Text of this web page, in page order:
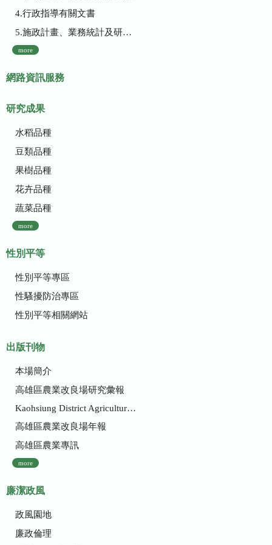
4.行政指導有關文書
5.施政計畫、業務統計及研究報告
more
網路資訊服務
研究成果
水稻品種
豆類品種
果樹品種
花卉品種
蔬菜品種
more
性別平等
性別平等專區
性騷擾防治專區
性別平等相關網站
出版刊物
本場簡介
高雄區農業改良場研究彙報
Kaohsiung District Agricultural Research and Extension Station
高雄區農業改良場年報
高雄區農業專訊
more
廉潔政風
政風園地
廉政倫理